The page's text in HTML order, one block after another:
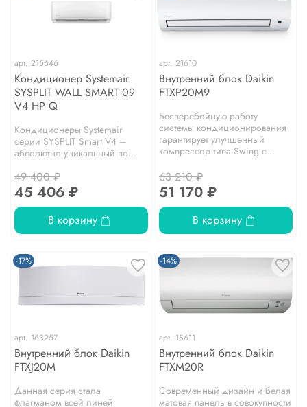
арт. 215646
Кондиционер Systemair
SYSPLIT WALL SMART 09
V4 HP Q
Кондиционеры Systemair
серии SYSPLIT Smart V4 –
абсолютно уникальный по...
49 400 ₽
45 406 ₽
В корзину
арт. 21610
Внутренний блок Daikin
FTXP20M9
Бесперебойную работу
системы кондиционирования
гарантирует улучшенный
компрессор типа Swing с...
63 210 ₽
51 170 ₽
В корзину
-17%
арт. 163257
Внутренний блок Daikin
FTXJ20M
Данная серия стала
флагманом всей линей
-14%
арт. 18611
Внутренний блок Daikin
FTXM20R
Современный дизайн и белая
матовая панель в совокупности